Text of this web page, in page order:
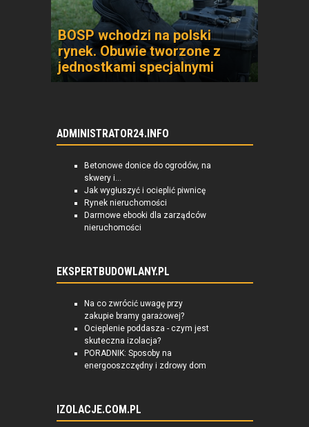
BOSP wchodzi na polski
rynek. Obuwie tworzone z
jednostkami specjalnymi
ADMINISTRATOR24.INFO
Betonowe donice do ogrodów, na
skwery i...
Jak wygłuszyć i ocieplić piwnicę
Rynek nieruchomości
Darmowe ebooki dla zarządców
nieruchomości
EKSPERTBUDOWLANY.PL
Na co zwrócić uwagę przy
zakupie bramy garażowej?
Ocieplenie poddasza - czym jest
skuteczna izolacja?
PORADNIK: Sposoby na
energooszczędny i zdrowy dom
IZOLACJE.COM.PL